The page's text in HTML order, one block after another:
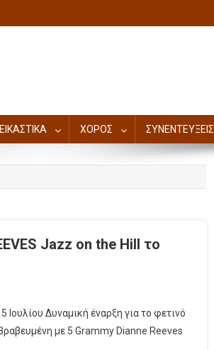
ΕΙΚΑΣΤΙΚΑ ΧΟΡΟΣ ΣΥΝΕΝΤΕΥΞΕΙΣ
Jazz on the Hill το
Δυναμική έναρξη για το φετινό
με 5 Grammy Dianne Reeves